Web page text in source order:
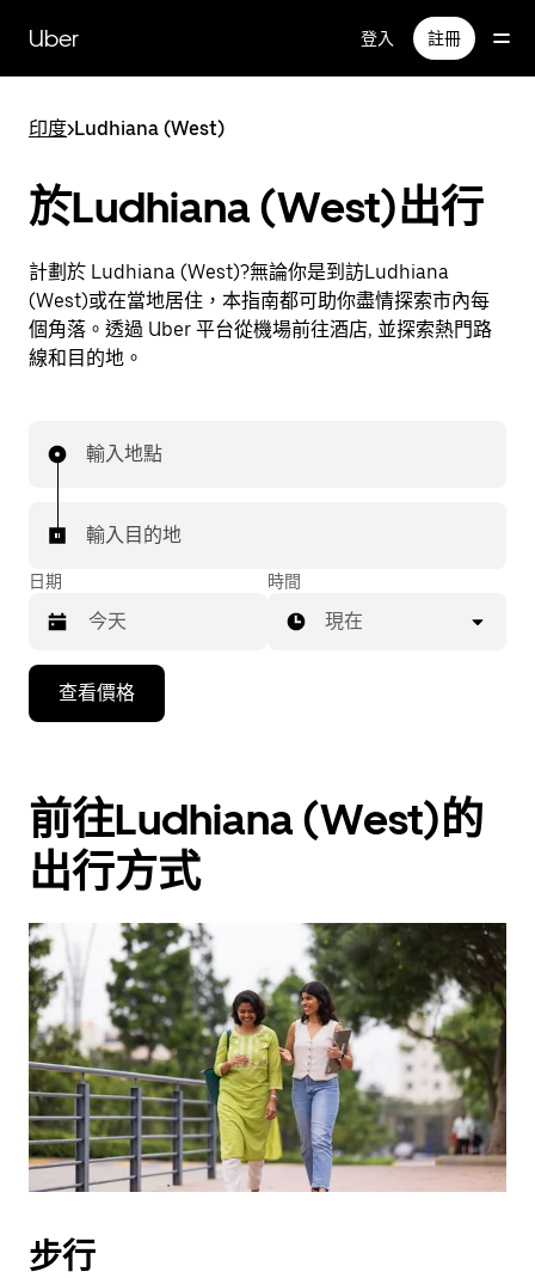
Uber 登入 註冊
印度>Ludhiana (West)
於Ludhiana (West)出行
計劃於 Ludhiana (West)?無論你是到訪Ludhiana
(West)或在當地居住，本指南都可助你盡情探索市內每
個角落。透過 Uber 平台從機場前往酒店, 並探索熱門路
線和目的地。
輸入地點
輸入目的地
日期
下
箭
咀
鍵，
即
使
用
日
曆
和
選
擇
日
期。
Esc
時間
現在
查看價格
前往Ludhiana (West)的
出行方式
步行